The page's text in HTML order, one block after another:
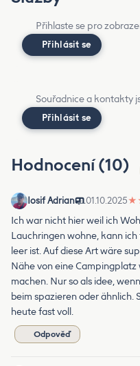
Přihlaste se pro
Přihlásit se
Souřadnice a kontakty
Přihlásit se
Hodnocení (10)
Iosif Adrian 01.10.2025★
Ich war nicht hier weil ich
Lauchringen wohne, kann
leer ist. Auf diese Art wäre
Nähe von eine Campingplatz
machen. Nur so als idee,
beim spazieren oder ähnlich.
heute fast voll.
Odpověď